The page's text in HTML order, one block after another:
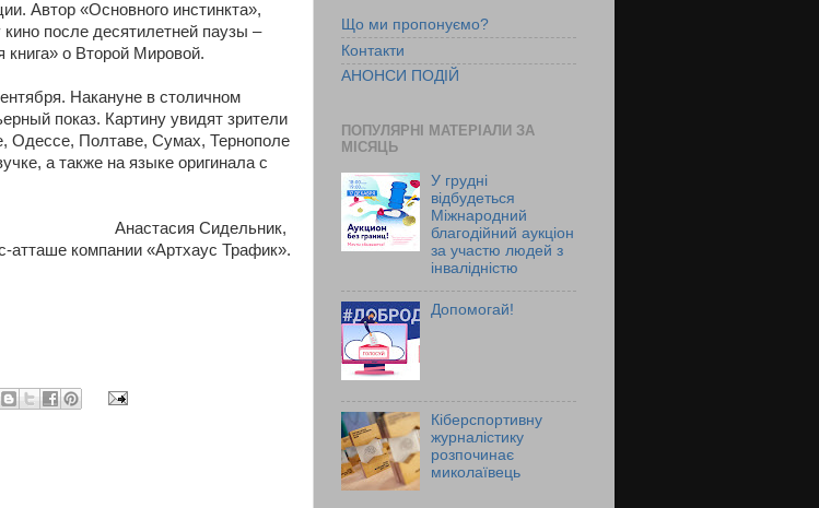
Автор «Основного инстинкта»,
после десятилетней паузы –
о Второй Мировой.
Накануне в столичном
показ. Картину увидят зрители
Одессе, Полтаве, Сумах, Тернополе
а также на языке оригинала с
Анастасия Сидельник,
атташе компании «Артхаус Трафик».
Що ми пропонуємо?
Контакти
АНОНСИ ПОДІЙ
ПОПУЛЯРНІ МАТЕРІАЛИ ЗА
МІСЯЦЬ
У грудні
відбудеться
Міжнародний
благодійний аукціон
за участю людей з
інвалідністю
Допомогай!
Кіберспортивну
журналістику
розпочинає
миколаївець